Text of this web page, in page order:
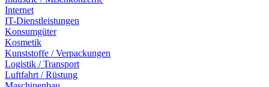
Internet
IT-Dienstleistungen
Konsumgüter
Kosmetik
Kunststoffe / Verpackungen
Logistik / Transport
Luftfahrt / Rüstung